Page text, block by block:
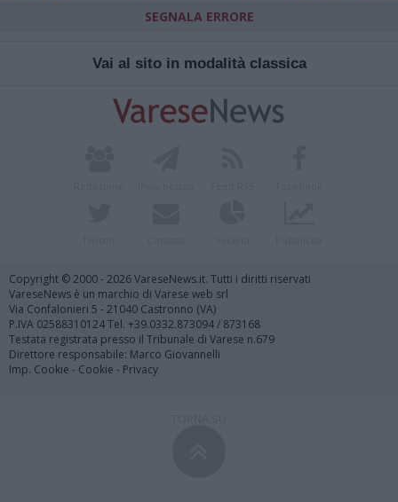
SEGNALA ERRORE
Vai al sito in modalità classica
Copyright © 2000 - 2026 VareseNews.it. Tutti i diritti riservati
VareseNews è un marchio di Varese web srl
Via Confalonieri 5 - 21040 Castronno (VA)
P.IVA 02588310124 Tel. +39.0332.873094 / 873168
Testata registrata presso il Tribunale di Varese n.679
Direttore responsabile: Marco Giovannelli
Imp. Cookie - Cookie - Privacy